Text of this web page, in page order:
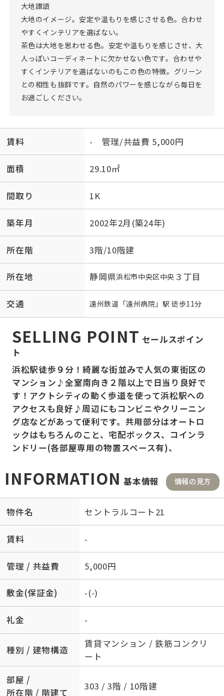
大地讃頌
大地のイメージ。安定や温もりを感じさせる色。合わせ
やすくインテリアを選ばない。
茶色は大地を思わせる色。安定や温もりを感じさせ、大
人っぽいコーディネートに欠かせない色です。合わせや
すくインテリアを選ばないのもこの色の特徴。グリーン
との相性も抜群です。自然のパワーを感じながら毎日を
お過ごしください。
賃料 - 管理/共益費 5,000円
面積 29.10㎡
間取り 1K
築年月 2002年2月(築24年)
所在階 3階/10階建
所在地 静岡県浜松市中央区中央 ３丁目
交通 遠州鉄道 「遠州病院 」駅 徒歩11分
SELLING POINT セールスポイン
ト
浜松駅徒歩９分！綺麗な街並みで人気の東街区の
マンション♪全室南向き２階以上で日当り良好で
す！アクトシティの動く歩道を使って浜松駅への
アクセスも良好♪周辺にもコンビニやクリーニン
グ店などがあって便利です。共用部分はオートロ
ックはもちろんのこと、宅配ボックス、コインラ
ンドリー(各部屋専用の物置スペース有)、
INFORMATION 基本情報 情報の見方
物件名 セントラルコート21
賃料 -
管理 / 共益費 5,000円
敷金(保証金) -(-)
礼金 -
種別 / 建物構造
賃貸マンション / 鉄筋コンクリ
ート
部屋 /
所在階 / 階建て
303 / 3階 / 10階建